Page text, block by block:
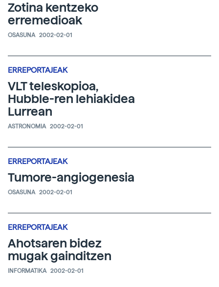
Zotina kentzeko
erremedioak
OSASUNA 2002-02-01
ERREPORTAJEAK
VLT teleskopioa,
Hubble-ren lehiakidea
Lurrean
ASTRONOMIA 2002-02-01
ERREPORTAJEAK
Tumore-angiogenesia
OSASUNA 2002-02-01
ERREPORTAJEAK
Ahotsaren bidez
mugak gainditzen
INFORMATIKA 2002-02-01